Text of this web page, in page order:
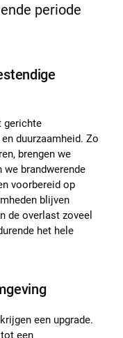
periode
gerichte
duurzaamheid. Zo
brengen we
brandwerende
voorbereid op
blijven
de overlast zoveel
het hele
een upgrade.
een